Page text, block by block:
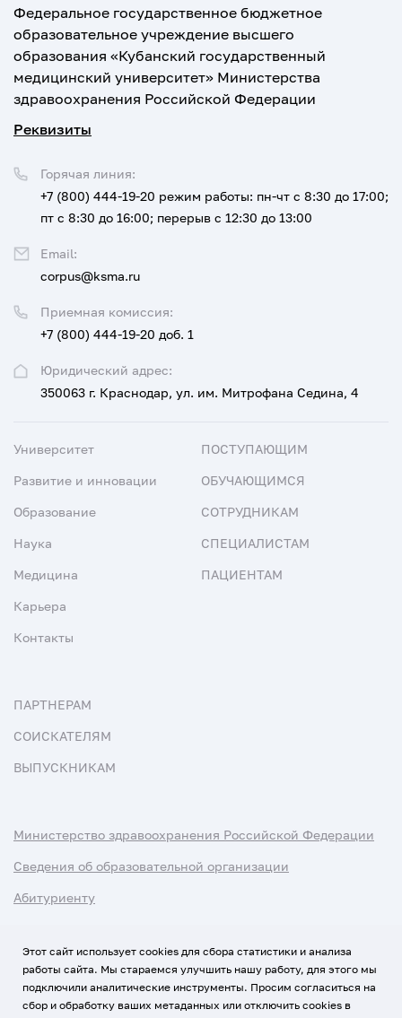
Федеральное государственное бюджетное
образовательное учреждение высшего
образования «Кубанский государственный
медицинский университет» Министерства
здравоохранения Российской Федерации
Реквизиты
Юридический адрес:
350063 г. Краснодар, ул. им. Митрофана Седина, 4
Приемная комиссия:
+7 (800) 444-19-20 доб. 1
Горячая линия:
+7 (800) 444-19-20 режим работы: пн-чт с 8:30 до 17:00;
пт с 8:30 до 16:00; перерыв с 12:30 до 13:00
Email:
corpus@ksma.ru
Университет
Развитие и инновации
Образование
Наука
Медицина
Карьера
Контакты
ПОСТУПАЮЩИМ
ОБУЧАЮЩИМСЯ
СОТРУДНИКАМ
СПЕЦИАЛИСТАМ
ПАЦИЕНТАМ
ПАРТНЕРАМ
СОИСКАТЕЛЯМ
ВЫПУСКНИКАМ
Министерство здравоохранения Российской Федерации
Сведения об образовательной организации
Абитуриенту
Политика обработки персональных данных
Этот сайт использует cookies для сбора статистики и анализа
работы сайта. Мы стараемся улучшить нашу работу, для этого мы
подключили аналитические инструменты. Просим согласиться на
сбор и обработку ваших метаданных или отключить cookies в